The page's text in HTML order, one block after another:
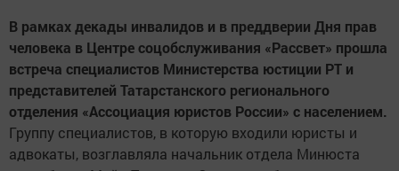
В рамках декады инвалидов и в преддверии Дня прав
человека в Центре соцобслуживания «Рассвет» прошла
встреча специалистов Министерства юстиции РТ и
представителей Татарстанского регионального
отделения «Ассоциация юристов России» с населением.
Группу специалистов, в которую входили юристы и
адвокаты, возглавляла начальник отдела Минюста